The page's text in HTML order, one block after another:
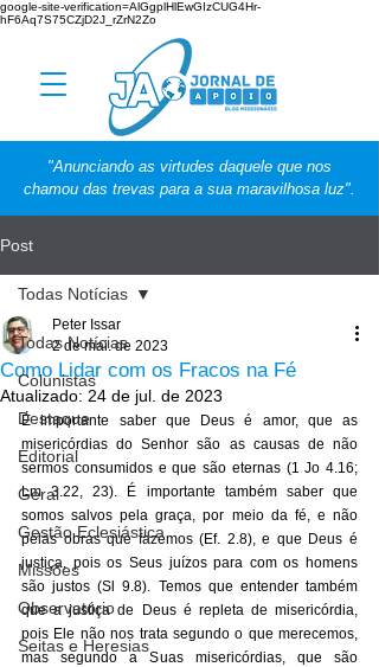
google-site-verification=AlGgplHlEwGIzCUG4Hr-
hF6Aq7S75CZjD2J_rZrN2Zo
"Anunciando as virtudes daquele que nos
chamou das trevas para a sua maravilhosa luz".
Post
Todas Notícias
Colunistas
Destaque
Editorial
Geral
Gestão Eclesiástica
Missões
Observatório
Seitas e Heresias
Todas Notícias
Como Lidar com os Fracos na Fé
Peter Issar
2 de mai. de 2023
Atualizado: 24 de jul. de 2023
É importante saber que Deus é amor, que as
misericórdias do Senhor são as causas de não
sermos consumidos e que são eternas (1 Jo 4.16;
Lm 3.22, 23). É importante também saber que
somos salvos pela graça, por meio da fé, e não
pelas obras que fazemos (Ef. 2.8), e que Deus é
justiça, pois os Seus juízos para com os homens
são justos (Sl 9.8). Temos que entender também
que a justiça de Deus é repleta de misericórdia,
pois Ele não nos trata segundo o que merecemos,
mas segundo a Suas misericórdias, que são